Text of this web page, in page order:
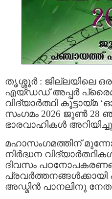
തൃശ്ശൂർ : ജില്ലയിലെ
എയ്ഡഡ് അപ്പർ
വിദ്യാർത്ഥി കൂട്ടായ്മ
സംഗമം 2026 ജൂൺ 28
ഭാരവാഹികൾ
മഹാസംഗമത്തിന്
നിർദ്ധന
ദിവസം
പ്രവർത്തനങ്ങൾക്കായി
അഡ്മിൻ പാനലിനു